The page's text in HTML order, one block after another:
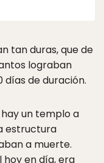
tan duras, que de
lograban
días de duración.
un templo a
estructura
a muerte.
hoy en día, era